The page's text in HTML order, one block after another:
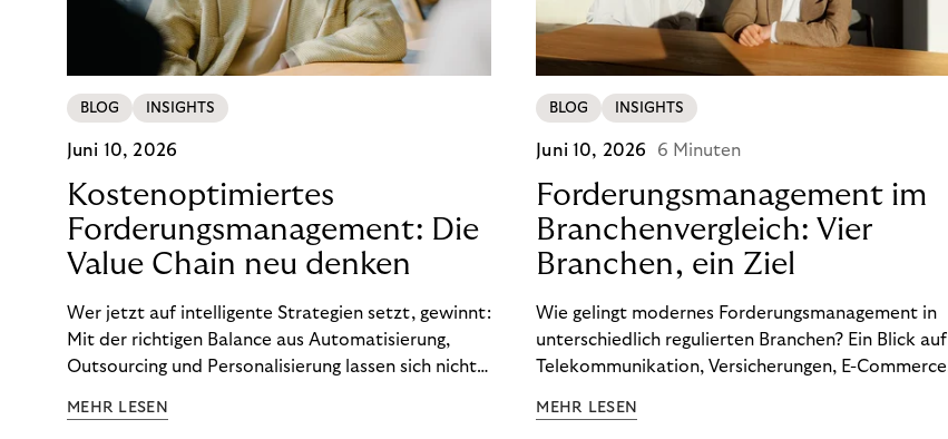
BLOG INSIGHTS
Juni 10, 2026
Kostenoptimiertes
Forderungsmanagement: Die
Value Chain neu denken
Wer jetzt auf intelligente Strategien setzt, gewinnt:
Mit der richtigen Balance aus Automatisierung,
Outsourcing und Personalisierung lassen sich nicht
Ergebnisse sichern. Riverty zeigt, wie Recovery-
MEHR LESEN
BLOG INSIGHTS
Juni 10, 2026 6 Minuten
Forderungsmanagement im
Branchenvergleich: Vier
Branchen, ein Ziel
Wie gelingt modernes Forderungsmanagement in
unterschiedlich regulierten Branchen? Ein Blick auf
Telekommunikation, Versicherungen, E-Commerce
wirksam reduzieren will, braucht keine
MEHR LESEN